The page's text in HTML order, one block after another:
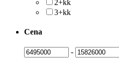
2+kk
3+kk
Cena
-